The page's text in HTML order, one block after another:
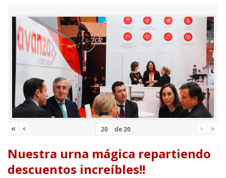
« ‹ de20 › »
Nuestra urna mágica repartiendo
descuentos increíbles!!